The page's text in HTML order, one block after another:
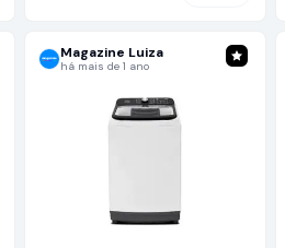
Magazine Luiza
há mais de 1 ano